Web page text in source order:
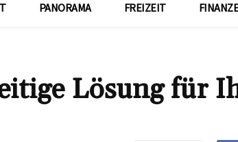
PANORAMA FREIZEIT
Lösung für